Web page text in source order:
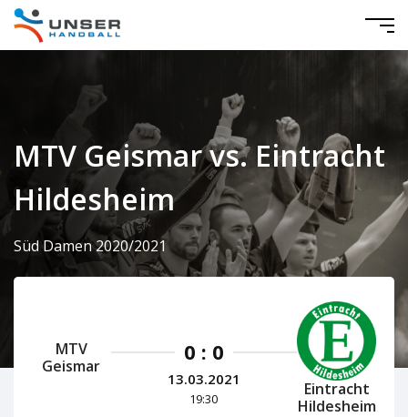
MTV Geismar vs. Eintracht
Hildesheim
Süd Damen 2020/2021
MTV
Geismar
0 : 0
13.03.2021
19:30
Eintracht
Hildesheim